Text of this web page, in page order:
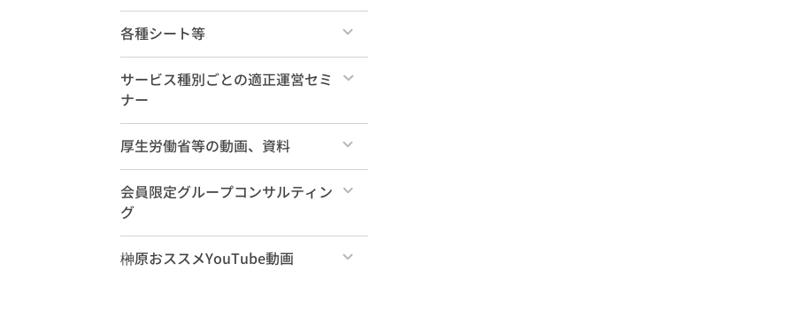
すべて
管理職養成
各種シート等
すべて
サービス種別ごとの適正運営セミ
ナー
すべて
厚生労働省等の動画、資料
すべて
会員限定グループコンサルティン
グ
すべて
榊原おススメYouTube動画